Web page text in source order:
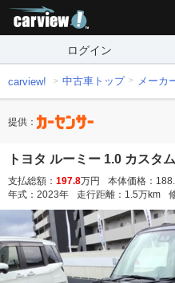
ログイン
carview! 中古車トップ メーカ
提供：
トヨタ ルーミー 1.0 カスタ
支払総額： 197.8万円 本体価格：
年式： 2023年 走行距離： 1.5万km